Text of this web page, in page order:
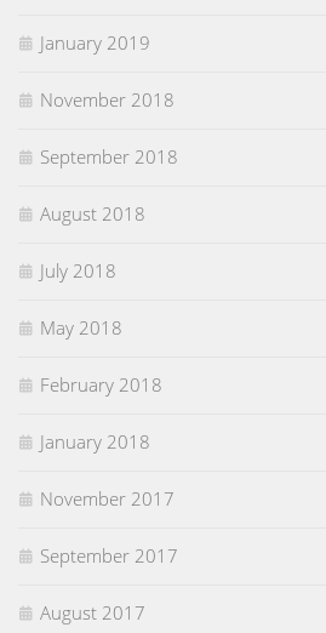
January 2019
November 2018
September 2018
August 2018
July 2018
May 2018
February 2018
January 2018
November 2017
September 2017
August 2017